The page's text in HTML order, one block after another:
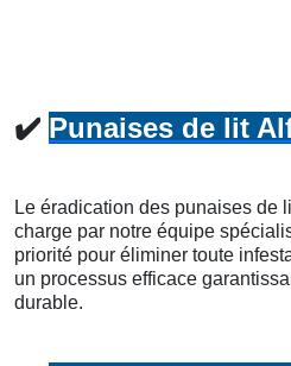
✔️ Punaises de lit
Le éradication des punaises de
charge par notre équipe
priorité pour éliminer toute
un processus efficace
durable.